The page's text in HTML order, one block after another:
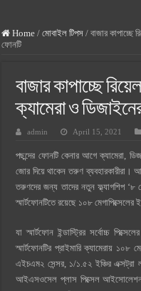
Home / মোবাইল টিপস / বাজার কাপাচ্ছে
ফোনটি
বাজার কাপাচ্ছে
ক্যামেরা ও
admin April 15, 2021
পছন্দের ফোনটি কেনার আগে ক্যামেরা,
জোর দিয়ে থাকেন তরুণ ব্যবহারকারীরা।
তরুণদের জন্য তাদের নতুন ফ্ল্যাগশিপ ‘৮
স্মার্টফোনটিতে রয়েছে ১০৮ মেগাপিক্সেলের
যা স্মার্টফোন ইন্ডাস্ট্রির সর্বোচ্চ
স্মার্টফোনটির প্রাইমারি ক্যামেরায় ১০৮
এইচএম২ সেন্সর, ১/১.৫২ ইঞ্চির
আইএসওসেল প্লাস পিক্সেল